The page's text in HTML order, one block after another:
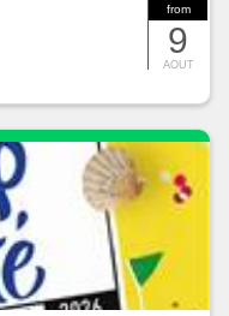
from
9
AOUT